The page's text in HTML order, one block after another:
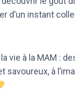
d’un instant
la vie à la MAM :
savoureux, à